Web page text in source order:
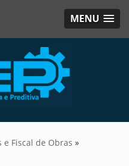
MENU
e Fiscal de Obras »